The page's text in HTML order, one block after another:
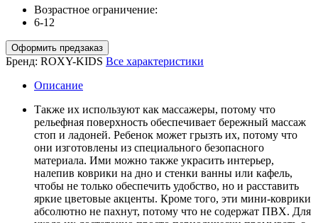
Возрастное ограничение:
6-12
Оформить предзаказ
Бренд: ROXY-KIDS Все характеристики
Описание
Также их используют как массажеры, потому что
рельефная поверхность обеспечивает бережный массаж
стоп и ладоней. Ребенок может грызть их, потому что
они изготовлены из специального безопасного
материала. Ими можно также украсить интерьер,
налепив коврики на дно и стенки ванны или кафель,
чтобы не только обеспечить удобство, но и расставить
яркие цветовые акценты. Кроме того, эти мини-коврики
абсолютно не пахнут, потому что не содержат ПВХ. Для